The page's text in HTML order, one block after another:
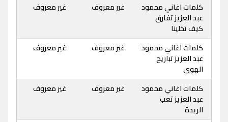
كلمات اغاني محمود
عبد العزيز تفارق
كيف تخلينا
غير معروف غير معروف
كلمات اغاني محمود
عبد العزيز تباريح
الهوى
غير معروف غير معروف
كلمات اغاني محمود
عبد العزيز تعب
الريدة
غير معروف غير معروف